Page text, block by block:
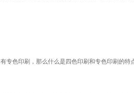
色印刷，那么什么是四色印刷和专色印刷的特